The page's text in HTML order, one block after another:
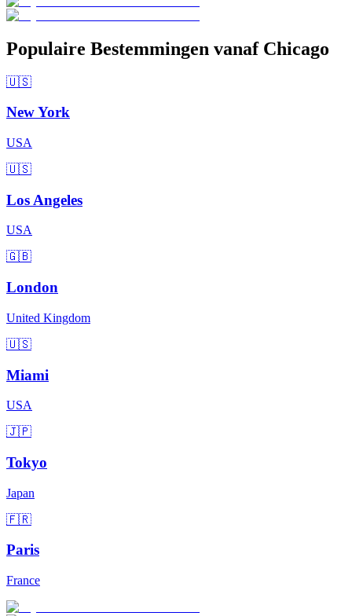
Populaire Bestemmingen vanaf Chicago
🇺🇸
New York
USA
🇺🇸
Los Angeles
USA
🇬🇧
London
United Kingdom
🇺🇸
Miami
USA
🇯🇵
Tokyo
Japan
🇫🇷
Paris
France